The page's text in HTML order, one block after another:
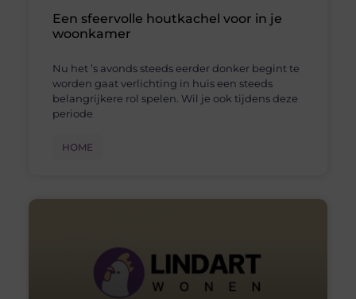
Een sfeervolle houtkachel voor in je
woonkamer
Nu het ’s avonds steeds eerder donker begint te
worden gaat verlichting in huis een steeds
belangrijkere rol spelen. Wil je ook tijdens deze
periode
HOME